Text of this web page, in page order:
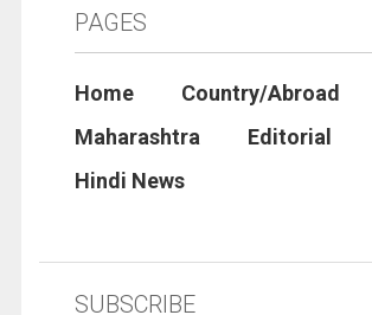
PAGES
Home
Country/Abroad
Maharashtra
Editorial
Hindi News
SUBSCRIBE